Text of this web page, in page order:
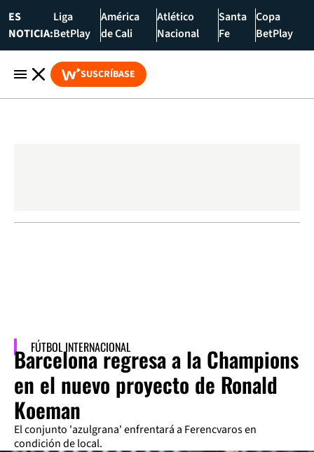
ES
NOTICIA:
Liga
BetPlay
América
de Cali
Atlético
Nacional
Santa
Fe
Copa
BetPlay
SUSCRÍBASE
FÚTBOL INTERNACIONAL
Barcelona regresa a la Champions
en el nuevo proyecto de Ronald
Koeman
El conjunto 'azulgrana' enfrentará a Ferencvaros en
condición de local.